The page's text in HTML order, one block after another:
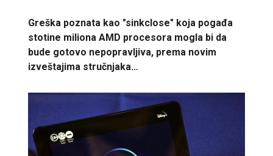
Greška poznata kao "sinkclose" koja pogađa
stotine miliona AMD procesora mogla bi da
bude gotovo nepopravljiva, prema novim
izveštajima stručnjaka…